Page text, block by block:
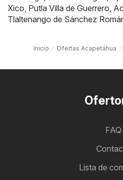
Xico Putla Villa de Guerrero
Tlaltenango de Sánchez
Inicio Ofertas Acapetahua
FAQ
Lista de